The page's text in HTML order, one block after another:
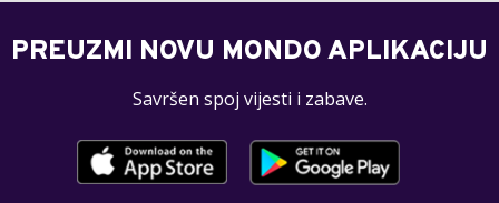
PREUZMI NOVU MONDO APLIKACIJU
Savršen spoj vijesti i zabave.